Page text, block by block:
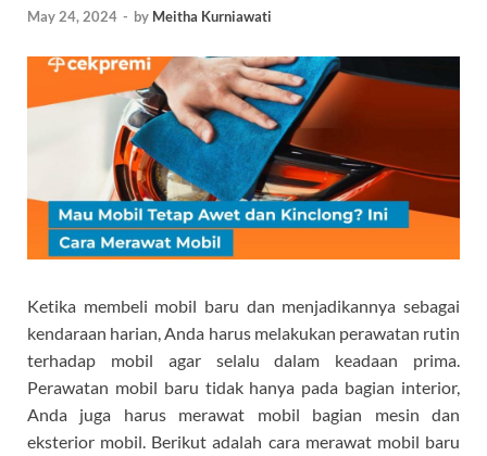
May 24, 2024 - by Meitha Kurniawati
Ketika membeli mobil baru dan menjadikannya sebagai
kendaraan harian, Anda harus melakukan perawatan rutin
terhadap mobil agar selalu dalam keadaan prima.
Perawatan mobil baru tidak hanya pada bagian interior,
Anda juga harus merawat mobil bagian mesin dan
eksterior mobil. Berikut adalah cara merawat mobil baru